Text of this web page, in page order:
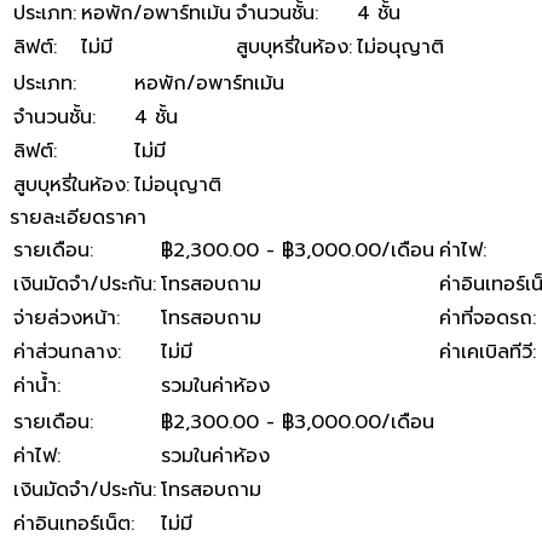
ประเภท: หอพัก/อพาร์ทเม้น จำนวนชั้น:
4 ชั้น
ลิฟต์: ไม่มี สูบบุหรี่ในห้อง:ไม่อนุญาติ
ประเภท:
หอพัก/อพาร์ทเม้น
จำนวนชั้น:
4 ชั้น
ลิฟต์:
ไม่มี
สูบบุหรี่ในห้อง:ไม่อนุญาติ
รายละเอียดราคา
รายเดือน: ฿2,300.00 - ฿3,000.00/เดือน ค่าไฟ:
เงินมัดจำ/ประกัน:โทรสอบถาม ค่าอินเทอร์เ
จ่ายล่วงหน้า: โทรสอบถาม ค่าที่จอดรถ:
ค่าส่วนกลาง: ไม่มี ค่าเคเบิลทีวี:
ค่าน้ำ:
รวมในค่าห้อง
รายเดือน:
฿2,300.00 - ฿3,000.00/เดือน
ค่าไฟ:
รวมในค่าห้อง
เงินมัดจำ/ประกัน:โทรสอบถาม
ค่าอินเทอร์เน็ต:
ไม่มี